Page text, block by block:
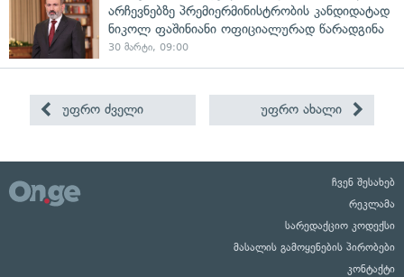
არჩევნებზე პრემიერმინისტრობის კანდიდატად
ნიკოლ ფაშინიანი ოფიციალურად წარადგინა
30 მარტი, 09:00
უფრო ძველი უფრო ახალი
ჩვენ შესახებ
რეკლამა
სარედაქციო კოდექსი
მასალის გამოყენების პირობები
კონტაქტი